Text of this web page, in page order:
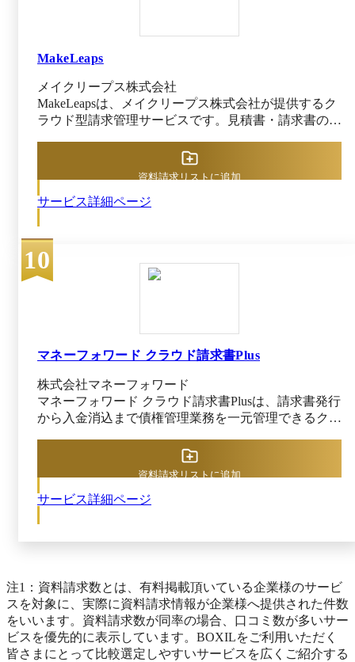
ックなど、セキュリティ面も強固に整備されており、
専任サポート体制とあわせて導入から運用まで安心し
MakeLeaps
メイクリープス株式会社
MakeLeapsは、メイクリープス株式会社が提供するク
ラウド型請求管理サービスです。見積書・請求書の作
管理でき、営業・経理・総務担当者の業務負担を軽減
します。見積書や請求書、領収書など、10種類以上
も特徴です。 入金管理機能では、銀行口座と連携
で入金消込の効率化につながります。法人プラン以上
であればスマートフォンから申請や承認を行えるワー
クフロー機能が利用でき、外出先からでも稟議手続き
を進められるのがメリットです。 MakeLeapsは電子帳
11月25日閲覧）
サービス詳細ページ
資料請求リストに追加
10
マネーフォワード クラウド請求書Plus
株式会社マネーフォワード
マネーフォワード クラウド請求書Plusは、請求書発行
から入金消込まで債権管理業務を一元管理できるクラ
おける商談情報をもとに請求書を作成可能。サブスク
リプションサービスなどの分割請求にも対応してお
請求書を作成できます。さらに、マネーフォワード
もちろん、残高表から請求書や商談情報の確認もでき
ます。 承認ワークフローやインボイス制度、電子帳
簿保存法へも対応しているため、内部統制や法制度へ
の対応に課題を抱えている企業にもおすすめです。
サービス詳細ページ
資料請求リストに追加
注1：資料請求数とは、有料掲載頂いている企業様のサービ
スを対象に、実際に資料請求情報が企業様へ提供された件数
をいいます。資料請求数が同率の場合、口コミ数が多いサー
ビスを優先的に表示しています。BOXILをご利用いただく
皆さまにとって比較選定しやすいサービスを広くご紹介する